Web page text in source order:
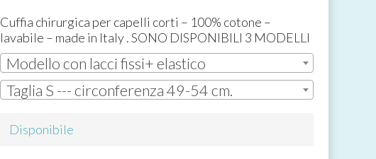
Cuffia chirurgica per capelli corti – 100% cotone –
lavabile – made in Italy .SONO DISPONIBILI 3 MODELLI
Modello con lacci fissi+ elastico
Taglia S --- circonferenza 49-54 cm.
Disponibile